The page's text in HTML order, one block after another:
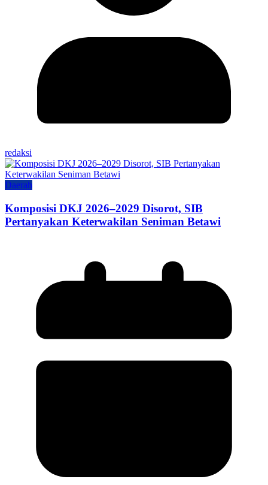
redaksi
Daerah
Komposisi DKJ 2026–2029 Disorot, SIB
Pertanyakan Keterwakilan Seniman Betawi